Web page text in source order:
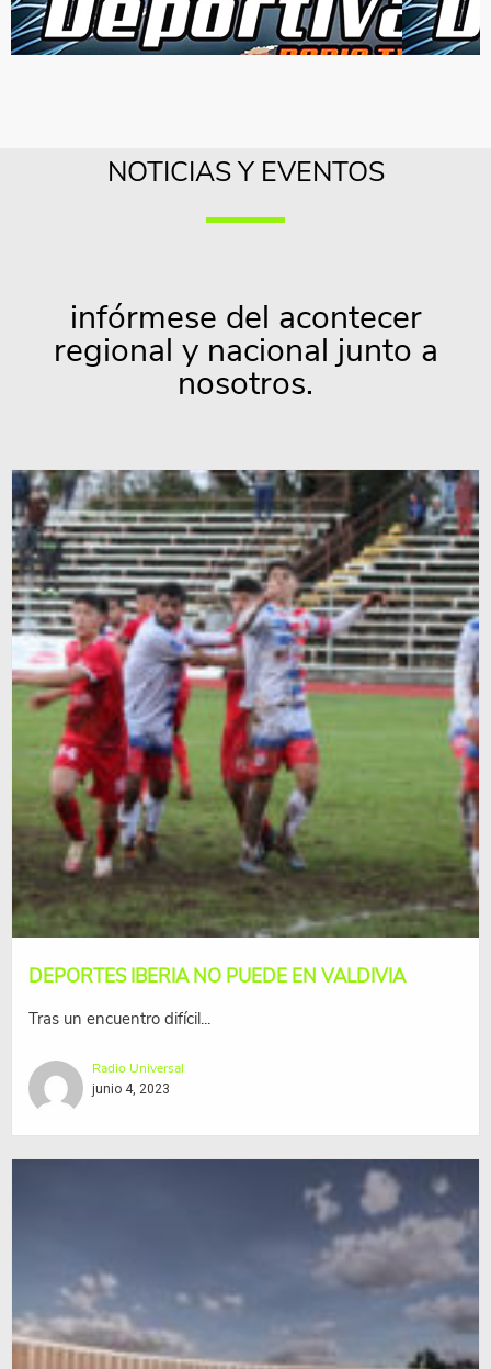
NOTICIAS Y EVENTOS
infórmese del acontecer
regional y nacional junto a
nosotros.
DEPORTES IBERIA NO PUEDE EN VALDIVIA
Tras un encuentro difícil...
Radio Universal
junio 4, 2023